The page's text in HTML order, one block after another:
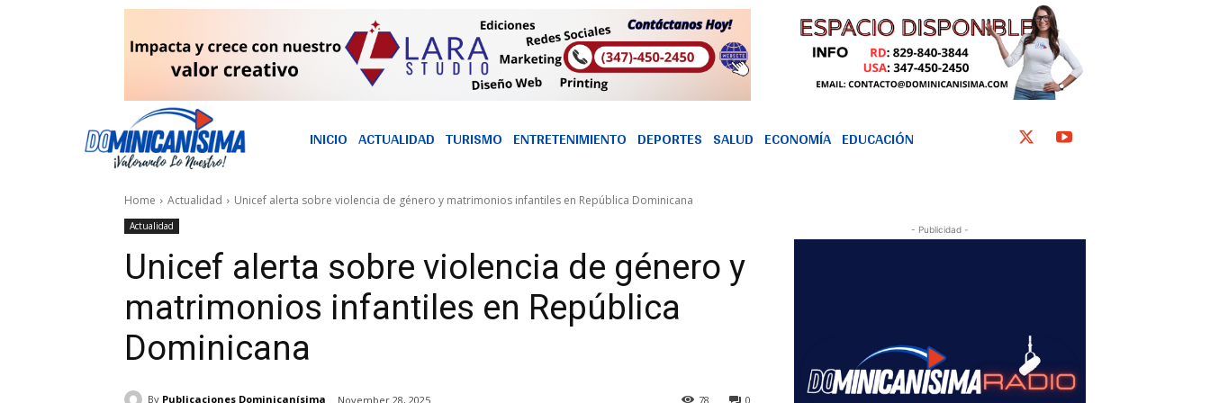
INICIO ACTUALIDAD TURISMO ENTRETENIMIENTO DEPORTES SALUD ECONOMÍA EDUCACIÓN
Home Actualidad Unicef alerta sobre violencia de género y matrimonios infantiles en República Dominicana
Actualidad
Unicef alerta sobre violencia de género y
matrimonios infantiles en República
Dominicana
By Publicaciones Dominicanísima November 28, 2025 0
78
- Publicidad -